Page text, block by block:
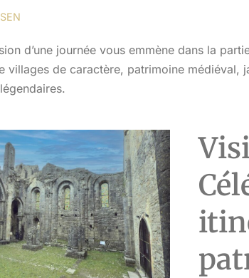
d’une journée vous emmène dans la
villages de caractère, patrimoine médiéval,